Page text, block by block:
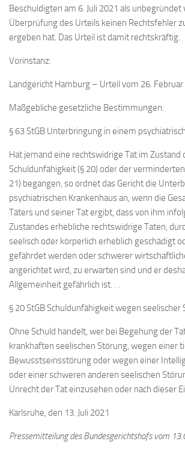
Beschuldigten am 6. Juli 2021 als unbegründet
Überprüfung des Urteils keinen Rechtsfehler
ergeben hat. Das Urteil ist damit rechtskräftig.
Vorinstanz:
Landgericht Hamburg – Urteil vom 26.
Maßgebliche gesetzliche Bestimmungen:
§ 63 StGB Unterbringung in einem
Hat jemand eine rechtswidrige Tat im Zustand
Schuldunfähigkeit (§ 20) oder der
21) begangen, so ordnet das Gericht die
psychiatrischen Krankenhaus an, wenn die
Täters und seiner Tat ergibt, dass von ihm
Zustandes erhebliche rechtswidrige Taten,
seelisch oder körperlich erheblich geschädigt
gefährdet werden oder schwerer
angerichtet wird, zu erwarten sind und er
Allgemeinheit gefährlich ist. . .
§ 20 StGB Schuldunfähigkeit wegen seelischer
Ohne Schuld handelt, wer bei Begehung der
krankhaften seelischen Störung, wegen einer
Bewusstseinsstörung oder wegen einer
oder einer schweren anderen seelischen
Unrecht der Tat einzusehen oder nach dieser
Karlsruhe, den 13. Juli 2021
Pressemitteilung des Bundesgerichtshofs vom